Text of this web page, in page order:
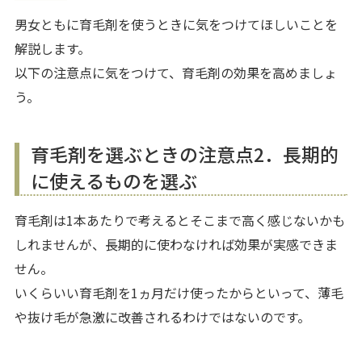
男女ともに育毛剤を使うときに気をつけてほしいことを
解説します。
以下の注意点に気をつけて、育毛剤の効果を高めましょ
う。
育毛剤を選ぶときの注意点2．長期的
に使えるものを選ぶ
育毛剤は1本あたりで考えるとそこまで高く感じないかも
しれませんが、長期的に使わなければ効果が実感できま
せん。
いくらいい育毛剤を1ヵ月だけ使ったからといって、薄毛
や抜け毛が急激に改善されるわけではないのです。